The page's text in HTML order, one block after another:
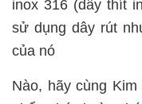
inox 316 (dây thít
sử dụng dây rút
của nó
Nào, hãy cùng